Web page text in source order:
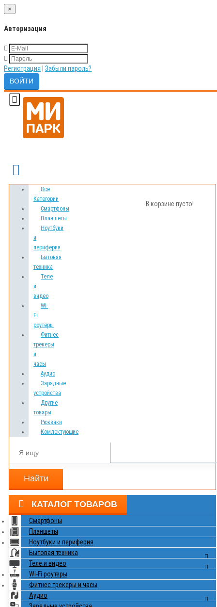
×
Авторизация
Регистрация Забыли пароль?
В корзине пусто!
Все
Категории
Смартфоны
Планшеты
Ноутбуки
и
периферия
Бытовая
техника
Теле
и
видео
Wi-
Fi
роутеры
Фитнес
трекеры
и
часы
Аудио
Зарядные
устройства
Другие
товары
Рюкзаки
Комлектующие
Найти
КАТАЛОГ ТОВАРОВ
Смартфоны
Планшеты
Ноутбуки и периферия
Бытовая техника
Теле и видео
Wi-Fi роутеры
Фитнес трекеры и часы
Аудио